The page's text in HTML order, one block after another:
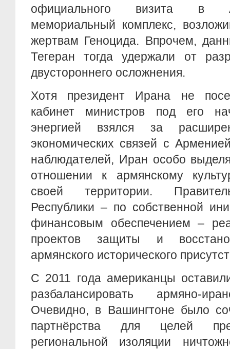
официального визита в
мемориальный комплекс,
жертвам Геноцида. Впрочем,
Тегеран тогда удержали от
двустороннего осложнения.
Хотя президент Ирана не
кабинет министров под его
энергией взялся за
экономических связей с
наблюдателей, Иран особо
отношении к армянскому
своей территории.
Республики – по собственной
финансовым обеспечением –
проектов защиты и
армянского исторического
С 2011 года американцы
разбалансировать армяно-
Очевидно, в Вашингтоне было
партнёрства для целей
региональной изоляции